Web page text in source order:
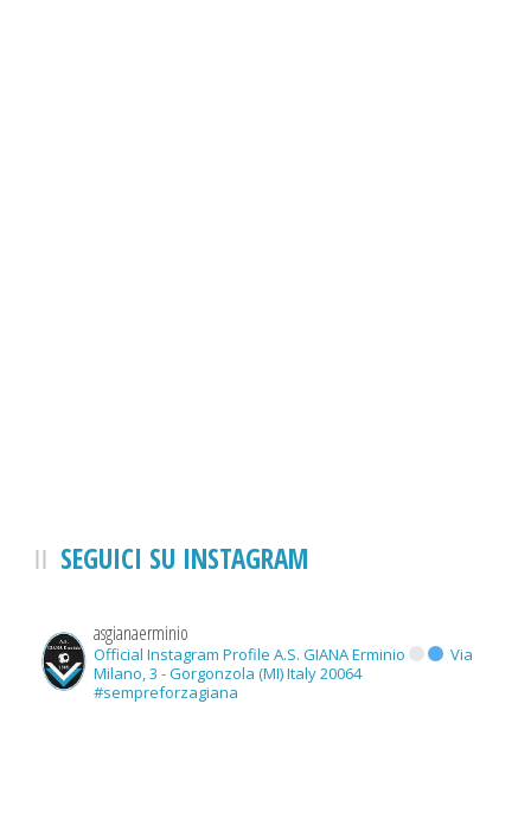
SEGUICI SU INSTAGRAM
asgianaerminio
Official Instagram Profile A.S. GIANA Erminio
Via
Milano, 3 - Gorgonzola (MI) Italy 20064
#sempreforzagiana